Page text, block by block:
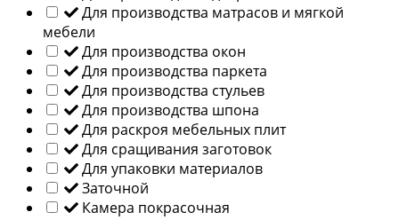
Для производства матрасов и мягкой
мебели
Для производства окон
Для производства паркета
Для производства стульев
Для производства шпона
Для раскроя мебельных плит
Для сращивания заготовок
Для упаковки материалов
Заточной
Камера покрасочная